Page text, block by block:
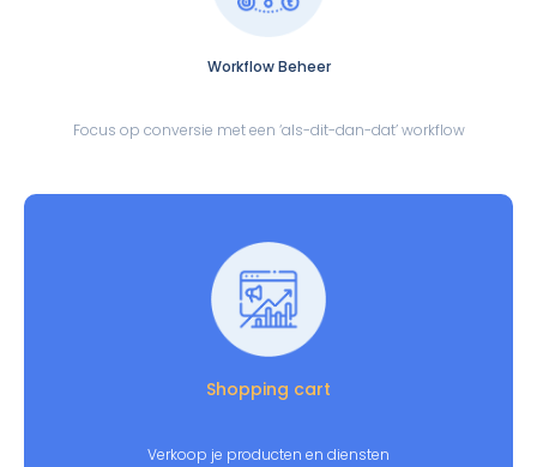
Workflow Beheer
Focus op conversie met een ‘als-dit-dan-dat’ workflow
Shopping cart
Verkoop je producten en diensten